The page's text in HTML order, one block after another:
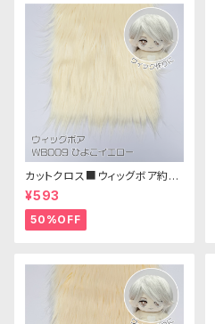
カットクロス■ウィッグボア約8c
m(ひよこイエロー)WB009ボア
生地 25cm × 45cm
¥593
50%OFF